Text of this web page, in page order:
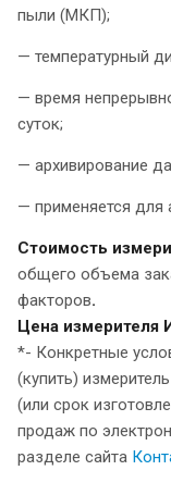
пыли (МКП);
— температурный
— время
суток;
— архивирование
— применяется для
Стоимость
общего объема
факторов.
Цена измерителя
*- Конкретные
(купить)
(или срок
продаж по
разделе сайта